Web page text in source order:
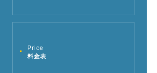
Price
料金表